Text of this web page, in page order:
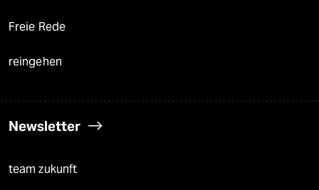
Freie Rede
reingehen
Newsletter
team zukunft